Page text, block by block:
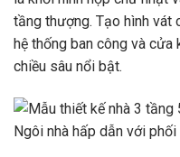
tầng thượng. Tạo hình vát
hệ thống ban công và
chiều sâu nổi bật.
Ngôi nhà hấp dẫn với